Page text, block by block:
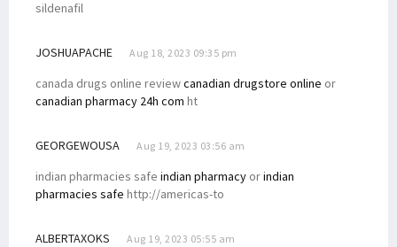
sildenafil
JOSHUAPACHE Aug 18, 2023 09:35 pm
canada drugs online reviewcanadian drugstore online or
canadian pharmacy 24h com ht
GEORGEWOUSA Aug 19, 2023 03:56 am
indian pharmacies safe indian pharmacy orindian
pharmacies safe http://americas-to
ALBERTAXOKS Aug 19, 2023 05:55 am